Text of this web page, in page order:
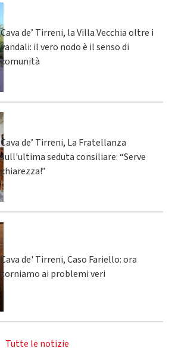
Cava de’ Tirreni, la Villa Vecchia oltre i
vandali: il vero nodo è il senso di
comunità
Cava de’ Tirreni, La Fratellanza
sull'ultima seduta consiliare: “Serve
chiarezza!”
Cava de' Tirreni, Caso Fariello: ora
torniamo ai problemi veri
Tutte le notizie